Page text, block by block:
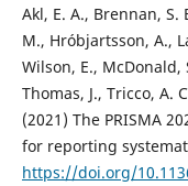
Akl, E. A., Brennan, S.
M., Hróbjartsson, A.,
Wilson, E., McDonald,
Thomas, J., Tricco, A.
(2021) The PRISMA
for reporting
https://doi.org/